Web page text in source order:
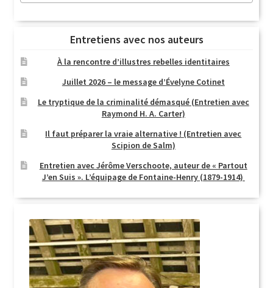
Entretiens avec nos auteurs
À la rencontre d’illustres rebelles identitaires
Juillet 2026 – le message d’Évelyne Cotinet
Le tryptique de la criminalité démasqué (Entretien avec
Raymond H. A. Carter)
Il faut préparer la vraie alternative ! (Entretien avec
Scipion de Salm)
Entretien avec Jérôme Verschoote, auteur de « Partout
J’en Suis ». L’équipage de Fontaine-Henry (1879-1914)